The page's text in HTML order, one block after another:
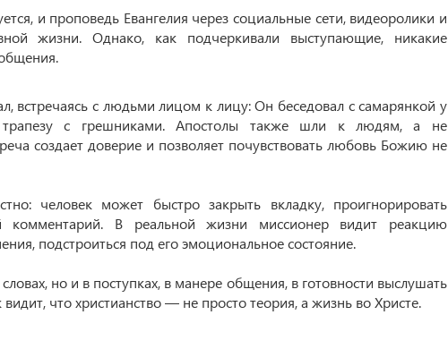
и проповедь Евангелия через социальные сети, видеоролики и
жизни. Однако, как подчеркивали выступающие, никакие
встречаясь с людьми лицом к лицу: Он беседовал с самарянкой у
трапезу с грешниками. Апостолы также шли к людям, а не
создает доверие и позволяет почувствовать любовь Божию не
человек может быстро закрыть вкладку, проигнорировать
комментарий. В реальной жизни миссионер видит реакцию
подстроиться под его эмоциональное состояние.
но и в поступках, в манере общения, в готовности выслушать
что христианство — не просто теория, а жизнь во Христе.